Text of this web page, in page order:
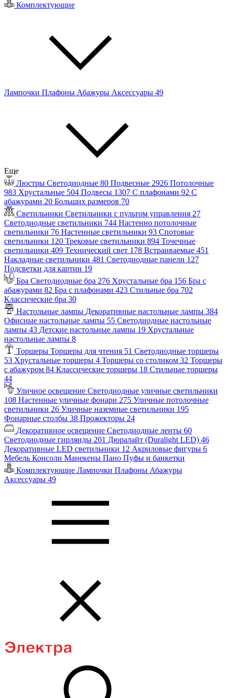
Комплектующие
Лампочки Плафоны Абажуры Аксессуары 49
Еще
Люстры Светодиодные 80 Подвесные 2926 Потолочные
983 Хрустальные 504 Подвесы 1307 С плафонами 92 С
абажурами 20 Больших размеров 70
Светильники Светильники с пультом управления 27
Светодиодные светильники 744 Настенно потолочные
светильники 76 Настенные светильники 93 Спотовые
светильники 120 Трековые светильники 894 Точечные
светильники 409 Технический свет 178 Встраиваемые 451
Накладные светильники 481 Светодиодные панели 127
Подсветки для картин 19
Бра Светодиодные бра 276 Хрустальные бра 156 Бра с
абажурами 82 Бра с плафонами 423 Стильные бра 702
Классические бра 30
Настольные лампы Декоративные настольные лампы 384
Офисные настольные лампы 55 Светодиодные настольные
лампы 43 Детские настольные лампы 19 Хрустальные
настольные лампы 8
Торшеры Торшеры для чтения 51 Светодиодные торшеры
53 Хрустальные торшеры 4 Торшеры со столиком 32 Торшеры
с абажуром 84 Классические торшеры 18 Стильные торшеры
44
Уличное освещение Светодиодные уличные светильники
108 Настенные уличные фонари 275 Уличные потолочные
светильники 26 Уличные наземные светильники 195
Фонарные столбы 38 Прожекторы 24
Декоративное освещение Светодиодные ленты 60
Светодиодные гирлянды 201 Дюралайт (Duralight LED) 46
Декоративные LED светильники 12 Акриловые фигуры 6
Мебель Консоли Манекены Пано Пуфы и банкетки
Комплектующие Лампочки Плафоны Абажуры
Аксессуары 49